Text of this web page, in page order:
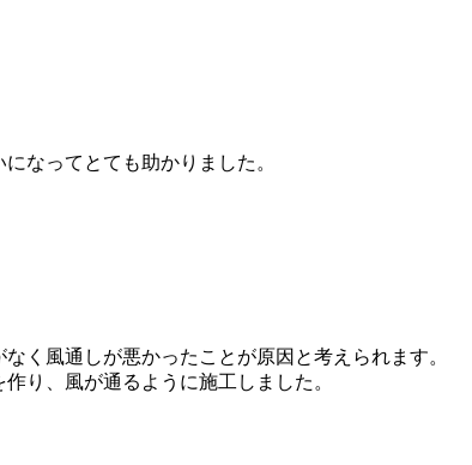
なってとても助かりました。
く風通しが悪かったことが原因と考えられます。
り、風が通るように施工しました。